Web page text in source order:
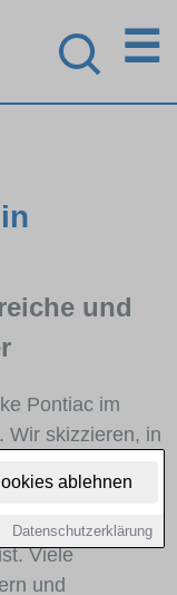
ablehnen
Datenschutzerklärung
☰
und
Pontiac im
Wir skizzieren, in
vertreten ist,
und
welche
Viele
und